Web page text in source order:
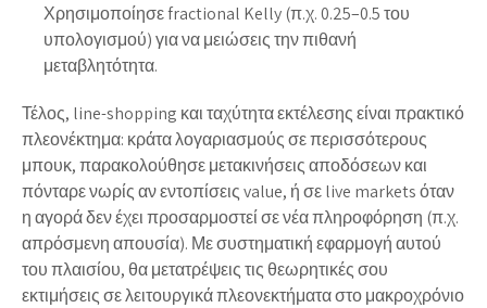
Χρησιμοποίησε fractional Kelly (π.χ. 0.25–0.5 του
υπολογισμού) για να μειώσεις την πιθανή
μεταβλητότητα.
Τέλος, line-shopping και ταχύτητα εκτέλεσης είναι πρακτικό
πλεονέκτημα: κράτα λογαριασμούς σε περισσότερους
μπουκ, παρακολούθησε μετακινήσεις αποδόσεων και
πόνταρε νωρίς αν εντοπίσεις value, ή σε live markets όταν
η αγορά δεν έχει προσαρμοστεί σε νέα πληροφόρηση (π.χ.
απρόσμενη απουσία). Με συστηματική εφαρμογή αυτού
του πλαισίου, θα μετατρέψεις τις θεωρητικές σου
εκτιμήσεις σε λειτουργικά πλεονεκτήματα στο μακροχρόνιο